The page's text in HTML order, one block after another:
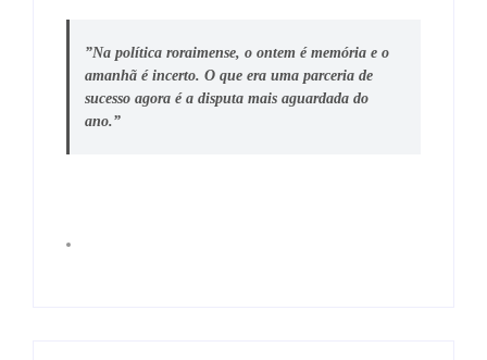
​”Na política roraimense, o ontem é memória e o
amanhã é incerto. O que era uma parceria de
sucesso agora é a disputa mais aguardada do
ano.”